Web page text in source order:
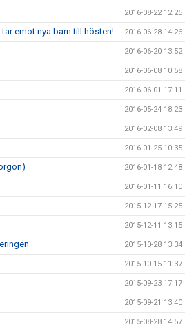
2016-08-22 12:25
emot nya barn till hösten! 2016-06-28 14:26
2016-06-20 13:52
2016-06-08 10:58
2016-06-01 17:11
2016-05-24 18:23
2016-02-08 13:49
2016-01-25 10:35
2016-01-18 12:48
2016-01-11 16:10
2015-12-17 15:25
2015-12-11 13:15
2015-10-28 13:34
2015-10-15 11:37
2015-09-23 17:17
2015-09-21 13:40
2015-08-28 14:57